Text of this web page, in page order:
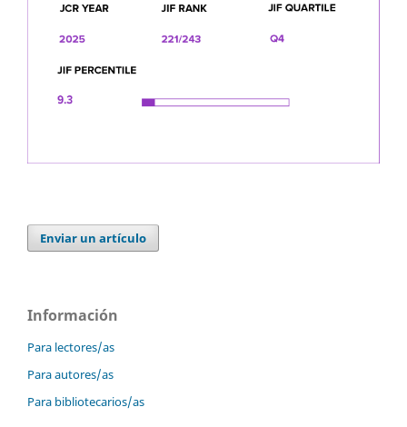
Enviar un artículo
Información
Para lectores/as
Para autores/as
Para bibliotecarios/as